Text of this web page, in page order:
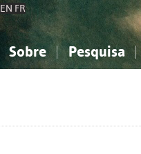
EN FR
Sobre Pesquisa